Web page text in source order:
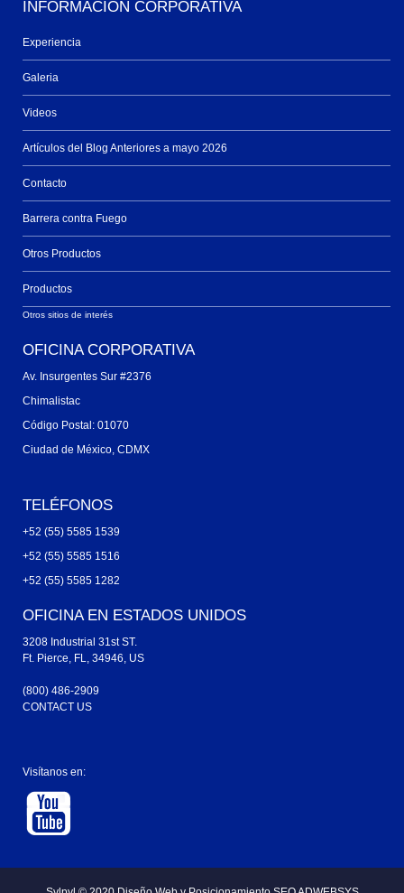
INFORMACIÓN CORPORATIVA
Experiencia
Galeria
Videos
Artículos del Blog Anteriores a mayo 2026
Contacto
Barrera contra Fuego
Otros Productos
Productos
Otros sitios de interés
OFICINA CORPORATIVA
Av. Insurgentes Sur #2376
Chimalistac
Código Postal: 01070
Ciudad de México, CDMX
TELÉFONOS
+52 (55) 5585 1539
+52 (55) 5585 1516
+52 (55) 5585 1282
OFICINA EN ESTADOS UNIDOS
3208 Industrial 31st ST.
Ft. Pierce, FL, 34946, US
(800) 486-2909
CONTACT US
Visítanos en: